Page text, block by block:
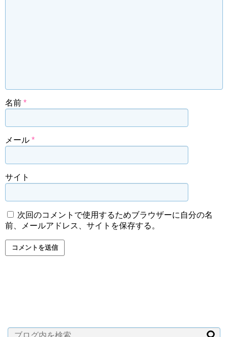
名前 *
メール *
サイト
次回のコメントで使用するためブラウザーに自分の名
前、メールアドレス、サイトを保存する。